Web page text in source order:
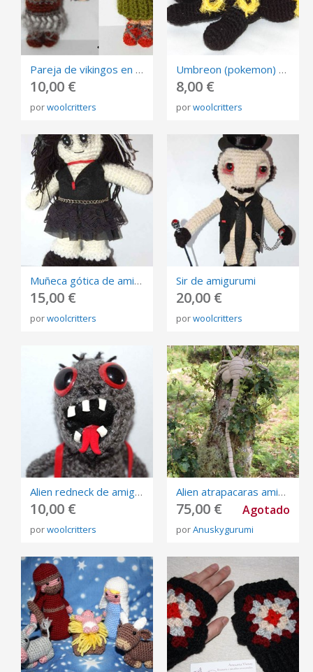
Pareja de vikingos en amigurumi
10,00 €
porwoolcritters
Umbreon (pokemon) de amigurumi
8,00 €
porwoolcritters
Muñeca gótica de amigurumi
15,00 €
porwoolcritters
Sir de amigurumi
20,00 €
porwoolcritters
Alien redneck de amigurumi
10,00 €
porwoolcritters
Alien atrapacaras amigurumi
75,00 € Agotado
porAnuskygurumi